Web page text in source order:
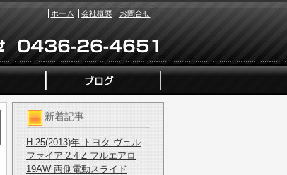
ホーム 会社概要 お問合せ
新着記事
H.25(2013)年 トヨタ ヴェル
ファイア 2.4 Z フルエアロ
19AW 両側電動スライド